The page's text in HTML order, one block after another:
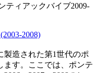
ティアックバイブ2009-
2008)
製造された第1世代のポ
ます。ここでは、ポンテ